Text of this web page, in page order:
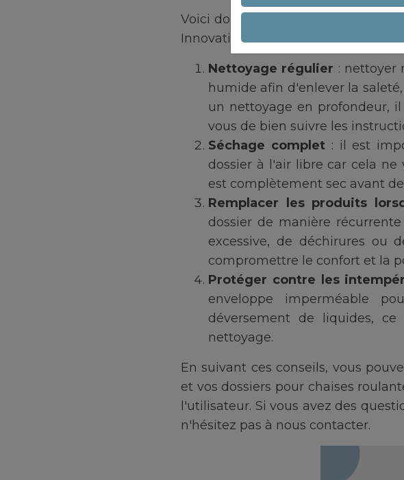
Voici donc quelques conseils à
Innovation :
Nettoyage régulier : nettoyer
humide afin d'enlever la
un nettoyage en profondeur,
vous de bien suivre les
Séchage complet: il est
dossier à l'air libre car cela ne
est complètement sec avant
Remplacer les produits
dossier de manière
excessive, de déchirures ou
compromettre le confort et la
Protéger contre les
enveloppe imperméable
déversement de liquides,
nettoyage.
En suivant ces conseils, vous
et vos dossiers pour chaises
l'utilisateur. Si vous avez des
n'hésitez pas à nous contacter.